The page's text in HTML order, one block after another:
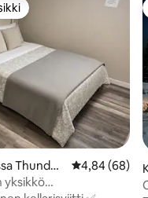
parhaimmistoa
Thunder
4,84 (68)
yksikkö